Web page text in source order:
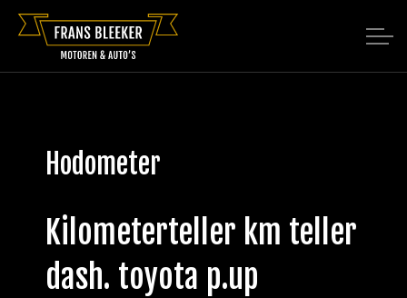
Hodometer
Kilometerteller km teller
dash. toyota p.up